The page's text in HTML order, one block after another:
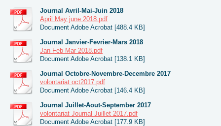
Journal Avril-Mai-Juin 2018
April May june 2018.pdf
Document Adobe Acrobat [488.4 KB]
Journal Janvier-Fevrier-Mars 2018
Jan Feb Mar 2018.pdf
Document Adobe Acrobat [138.1 KB]
Journal Octobre-Novembre-Decembre 2017
volontariat oct2017.pdf
Document Adobe Acrobat [146.4 KB]
Journal Juillet-Aout-September 2017
volontariat Journal Juillet 2017.pdf
Document Adobe Acrobat [177.9 KB]